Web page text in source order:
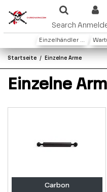
Search
Einzelhändler oder Distributoren
Startseite Einzelne Arme
Einzelne
Carbon